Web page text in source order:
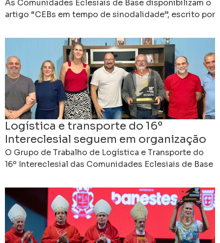
futuro da Igreja
As Comunidades Eclesiais de Base disponibilizam o
artigo “CEBs em tempo de sinodalidade”, escrito por
a contribuição
Logística e transporte do 16º
Intereclesial seguem em organização
em Cachoeiro
O Grupo de Trabalho de Logística e Transporte do
16º Intereclesial das Comunidades Eclesiais de Base
continuidade